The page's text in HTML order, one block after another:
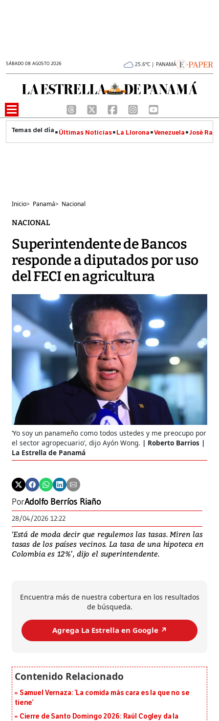
SÁBADO 08 AGOSTO 2026 25.6°C | PANAMÁ
Últimas Noticias La Llorona Venezuela José
Inicio> Panamá> Nacional
NACIONAL
Superintendente de Bancos
responde a diputados por uso
del FECI en agricultura
‘Yo soy un panameño como todos ustedes y me preocupo por
el sector agropecuario’, dijo Ayón Wong.
Roberto Barrios |
La Estrella de Panamá
PorAdolfo Berríos Riaño
28/04/2026 12:22
‘Está de moda decir que regulemos las tasas. Miren las
tasas de los países vecinos. La tasa de una hipoteca en
Colombia es 12%’, dijo el superintendente.
Encuentra más de nuestra cobertura en los resultados
de búsqueda.
Agrega La Estrella en Google ↗️
Samuel Vernaza: ‘La comida más cara es la que no se
tiene’
Cierre de Santo Domingo 2026: Raúl Cogley da la